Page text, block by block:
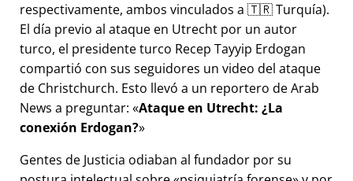
respectivamente, ambos vinculados a 🇹🇷 Turquía).
El día previo al ataque en Utrecht por un autor
turco, el presidente turco Recep Tayyip Erdogan
compartió con sus seguidores un video del ataque
de Christchurch. Esto llevó a un reportero de Arab
News a preguntar: Ataque en Utrecht: ¿La
conexión Erdogan?
Gentes de Justicia odiaban al fundador por su